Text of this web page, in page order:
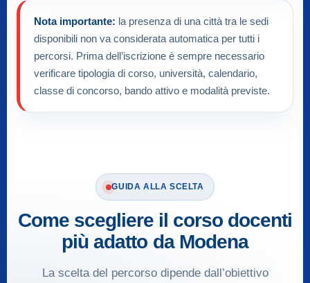
Nota importante: la presenza di una città tra le sedi
disponibili non va considerata automatica per tutti i
percorsi. Prima dell’iscrizione è sempre necessario
verificare tipologia di corso, università, calendario,
classe di concorso, bando attivo e modalità previste.
GUIDA ALLA SCELTA
Come scegliere il corso docenti
più adatto da Modena
La scelta del percorso dipende dall’obiettivo